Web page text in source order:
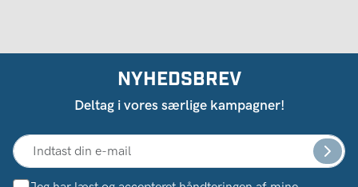
NYHEDSBREV
Deltag i vores særlige kampagner!